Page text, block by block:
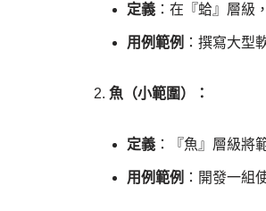
定義 ：在『蛤』層級
用例範例 ：撰寫大型
魚（小範圍）：
定義 ：『魚』層級將
用例範例 ：開發一組